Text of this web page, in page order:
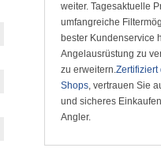
weiter. Tagesaktuelle
umfangreiche
bester Kundenservice
Angelausrüstung zu
zu erweitern.Zertifiziert
Shops, vertrauen Sie
und sicheres
Angler.